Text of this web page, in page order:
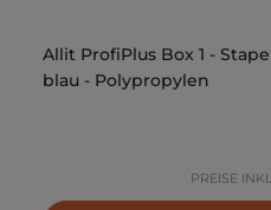
Allit ProfiPlus Box 1 -
blau - Polypropylen
PREISE